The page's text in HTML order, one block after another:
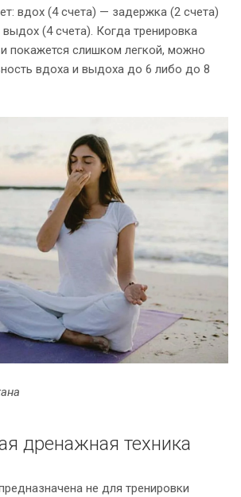
вдох (4 счета) — задержка (2 счета)
(4 счета). Когда тренировка
покажется слишком легкой, можно
вдоха и выдоха до 6 либо до 8
дренажная техника
не для тренировки